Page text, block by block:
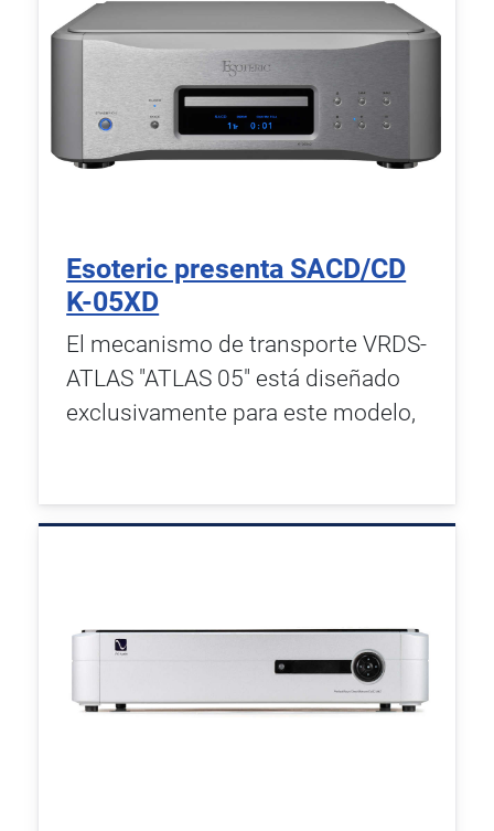
Esoteric presenta SACD/CD
K-05XD
El mecanismo de transporte VRDS-
ATLAS "ATLAS 05" está diseñado
exclusivamente para este modelo,